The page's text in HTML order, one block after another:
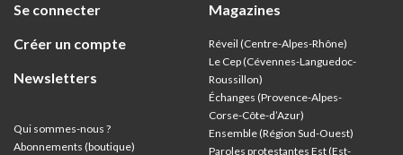
Se connecter
Créer un compte
Newsletters
Qui sommes-nous ?
Abonnements (boutique)
Magazines
Réveil (Centre-Alpes-Rhône)
Le Cep (Cévennes-Languedoc-
Roussillon)
Échanges (Provence-Alpes-
Corse-Côte-d’Azur)
Ensemble (Région Sud-Ouest)
Paroles protestantes Est (Est-